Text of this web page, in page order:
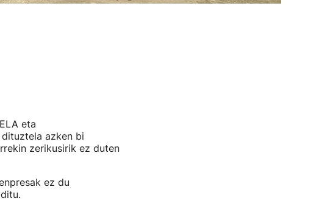
eta
azken bi
zerikusirik ez duten
ez du